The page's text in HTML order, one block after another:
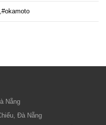
Nẵng
Đà Nẵng